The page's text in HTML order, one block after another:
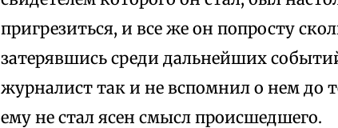
пригрезиться, и все же он попросту
затерявшись среди дальнейших
журналист так и не вспомнил о нем до
ему не стал ясен смысл происшедшего.